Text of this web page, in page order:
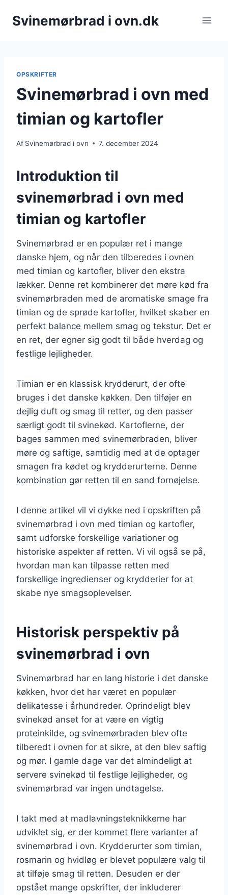
Svinemørbrad i ovn.dk
OPSKRIFTER
Svinemørbrad i ovn med
timian og kartofler
Af Svinemørbrad i ovn 7. december 2024
Introduktion til
svinemørbrad i ovn med
timian og kartofler
Svinemørbrad er en populær ret i mange
danske hjem, og når den tilberedes i ovnen
med timian og kartofler, bliver den ekstra
lækker. Denne ret kombinerer det møre kød fra
svinemørbraden med de aromatiske smage fra
timian og de sprøde kartofler, hvilket skaber en
perfekt balance mellem smag og tekstur. Det er
en ret, der egner sig godt til både hverdag og
festlige lejligheder.
Timian er en klassisk krydderurt, der ofte
bruges i det danske køkken. Den tilføjer en
dejlig duft og smag til retter, og den passer
særligt godt til svinekød. Kartoflerne, der
bages sammen med svinemørbraden, bliver
møre og saftige, samtidig med at de optager
smagen fra kødet og krydderurterne. Denne
kombination gør retten til en sand fornøjelse.
I denne artikel vil vi dykke ned i opskriften på
svinemørbrad i ovn med timian og kartofler,
samt udforske forskellige variationer og
historiske aspekter af retten. Vi vil også se på,
hvordan man kan tilpasse retten med
forskellige ingredienser og krydderier for at
skabe nye smagsoplevelser.
Historisk perspektiv på
svinemørbrad i ovn
Svinemørbrad har en lang historie i det danske
køkken, hvor det har været en populær
delikatesse i århundreder. Oprindeligt blev
svinekød anset for at være en vigtig
proteinkilde, og svinemørbraden blev ofte
tilberedt i ovnen for at sikre, at den blev saftig
og mør. I gamle dage var det almindeligt at
servere svinekød til festlige lejligheder, og
svinemørbrad var ingen undtagelse.
I takt med at madlavningsteknikkerne har
udviklet sig, er der kommet flere varianter af
svinemørbrad i ovn. Krydderurter som timian,
rosmarin og hvidløg er blevet populære valg til
at tilføje smag til retten. Desuden er der
opstået mange opskrifter, der inkluderer